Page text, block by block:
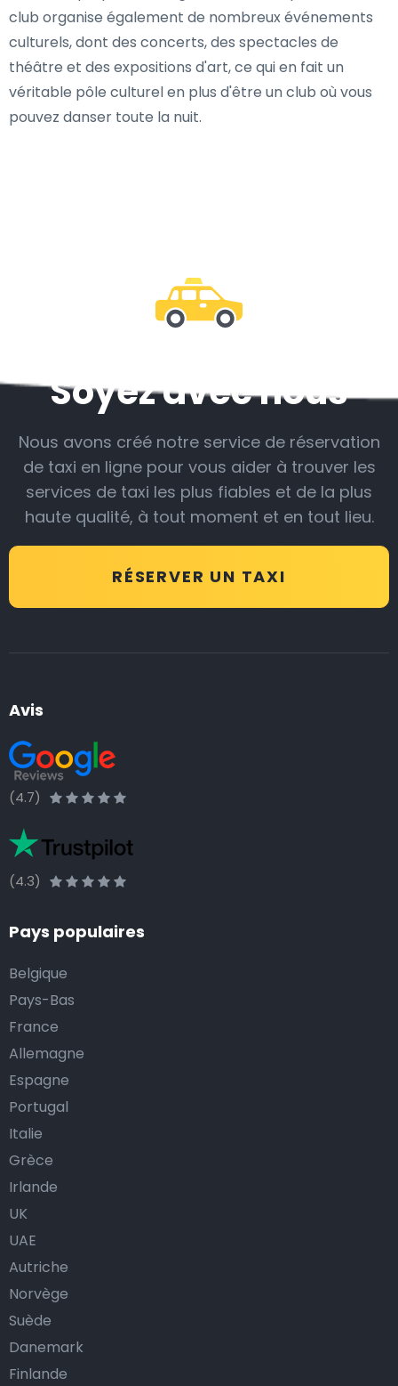
club organise également de nombreux événements
culturels, dont des concerts, des spectacles de
théâtre et des expositions d'art, ce qui en fait un
véritable pôle culturel en plus d'être un club où vous
pouvez danser toute la nuit.
Soyez avec nous
Nous avons créé notre service de réservation
de taxi en ligne pour vous aider à trouver les
services de taxi les plus fiables et de la plus
haute qualité, à tout moment et en tout lieu.
RÉSERVER UN TAXI
Avis
(4.7)
(4.3)
Pays populaires
Belgique
Pays-Bas
France
Allemagne
Espagne
Portugal
Italie
Grèce
Irlande
UK
UAE
Autriche
Norvège
Suède
Danemark
Finlande